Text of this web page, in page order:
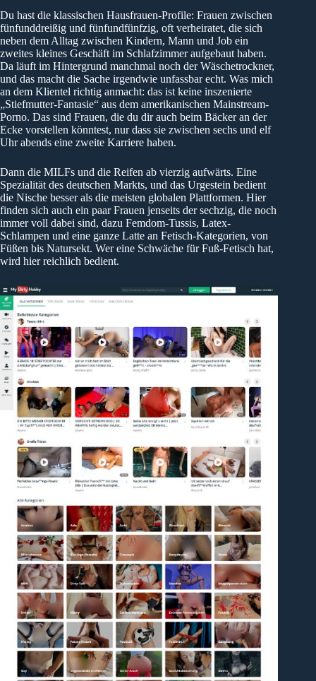
Du hast die klassischen Hausfrauen-Profile: Frauen zwischen
fünfunddreißig und fünfundfünfzig, oft verheiratet, die sich
neben dem Alltag zwischen Kindern, Mann und Job ein
zweites kleines Geschäft im Schlafzimmer aufgebaut haben.
Da läuft im Hintergrund manchmal noch der Wäschetrockner,
und das macht die Sache irgendwie unfassbar echt. Was mich
an dem Klientel richtig anmacht: das ist keine inszenierte
„Stiefmutter-Fantasie“ aus dem amerikanischen Mainstream-
Porno. Das sind Frauen, die du dir auch beim Bäcker an der
Ecke vorstellen könntest, nur dass sie zwischen sechs und elf
Uhr abends eine zweite Karriere haben.
Dann die MILFs und die Reifen ab vierzig aufwärts. Eine
Spezialität des deutschen Markts, und das Urgestein bedient
die Nische besser als die meisten globalen Plattformen. Hier
finden sich auch ein paar Frauen jenseits der sechzig, die noch
immer voll dabei sind, dazu Femdom-Tussis, Latex-
Schlampen und eine ganze Latte an Fetisch-Kategorien, von
Füßen bis Natursekt. Wer eine Schwäche für Fuß-Fetisch hat,
wird hier reichlich bedient.